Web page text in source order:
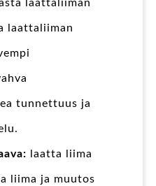
laattaliiman
laattaliiman
tunnettuus ja
laatta liima
liima ja muutos